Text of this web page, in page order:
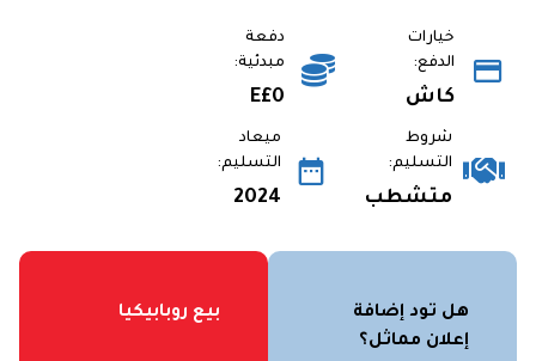
خيارات
الدفع:
كاش
دفعة
مبدئية:
E£0
شروط
التسليم:
متشطب
ميعاد
التسليم:
2024
هل تود إضافة
إعلان مماثل؟
بيع روبابيكيا